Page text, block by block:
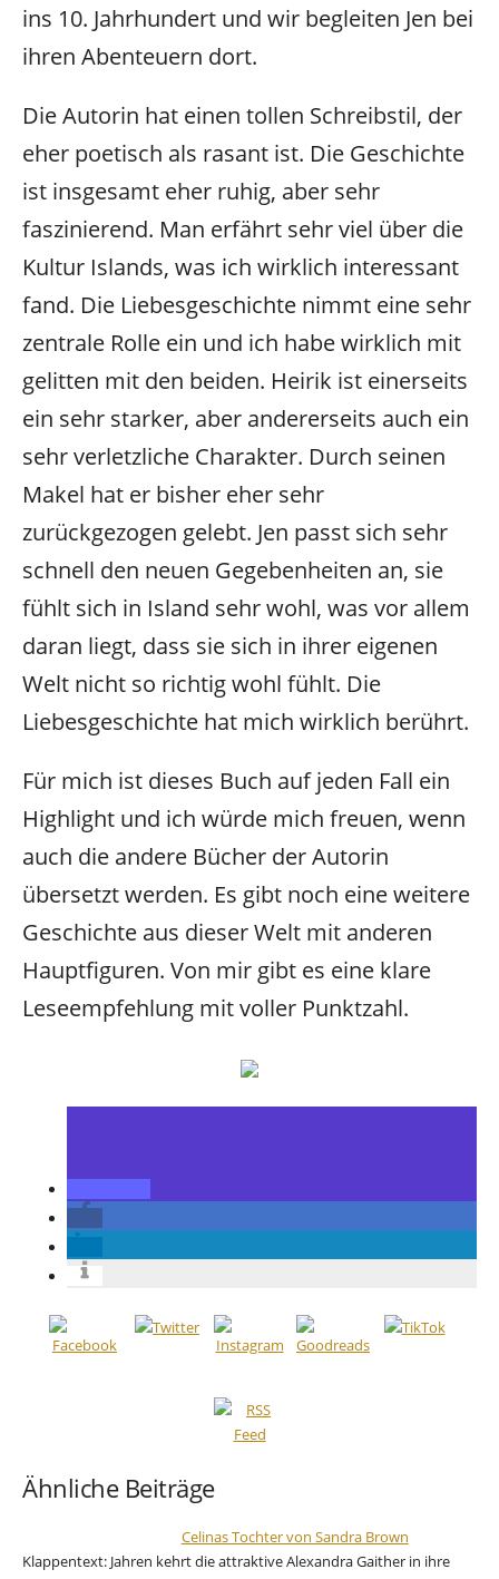
ins 10. Jahrhundert und wir begleiten Jen bei
ihren Abenteuern dort.
Die Autorin hat einen tollen Schreibstil, der
eher poetisch als rasant ist. Die Geschichte
ist insgesamt eher ruhig, aber sehr
faszinierend. Man erfährt sehr viel über die
Kultur Islands, was ich wirklich interessant
fand. Die Liebesgeschichte nimmt eine sehr
zentrale Rolle ein und ich habe wirklich mit
gelitten mit den beiden. Heirik ist einerseits
ein sehr starker, aber andererseits auch ein
sehr verletzliche Charakter. Durch seinen
Makel hat er bisher eher sehr
zurückgezogen gelebt. Jen passt sich sehr
schnell den neuen Gegebenheiten an, sie
fühlt sich in Island sehr wohl, was vor allem
daran liegt, dass sie sich in ihrer eigenen
Welt nicht so richtig wohl fühlt. Die
Liebesgeschichte hat mich wirklich berührt.
Für mich ist dieses Buch auf jeden Fall ein
Highlight und ich würde mich freuen, wenn
auch die andere Bücher der Autorin
übersetzt werden. Es gibt noch eine weitere
Geschichte aus dieser Welt mit anderen
Hauptfiguren. Von mir gibt es eine klare
Leseempfehlung mit voller Punktzahl.
Ähnliche Beiträge
Celinas Tochter von Sandra Brown
Klappentext: Jahren kehrt die attraktive Alexandra Gaither in ihre